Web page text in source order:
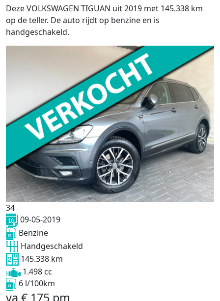
Deze VOLKSWAGEN TIGUAN uit 2019 met 145.338 km
op de teller. De auto rijdt op benzine en is
handgeschakeld.
34
09-05-2019
Benzine
Handgeschakeld
145.338 km
1.498 cc
6 l/100km
va € 175 pm